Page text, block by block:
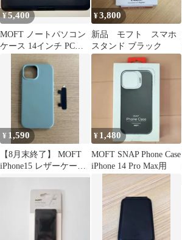
¥5,400
MOFT ノートパソコン
ケース 14インチ PCケ
¥3,800
新品 モフト スマホ
スタンド ブラック
¥ 1,590
【8月末終了】 MOFT
iPhone15 レザーケース
ミントグリーン
¥ 1,480
MOFT SNAP Phone Case
iPhone 14 Pro Max用